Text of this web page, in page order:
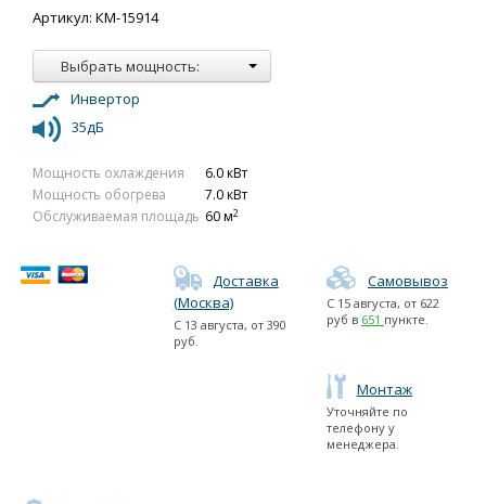
Артикул: КМ-15914
Выбрать мощность:
Инвертор
35дБ
Мощность охлаждения
6.0 кВт
Мощность обогрева
7.0 кВт
Обслуживаемая площадь 60 м2
Доставка
(Москва)
С 13 августа, от 390
руб.
Самовывоз
С 15 августа, от 622
руб в 651 пункте.
Монтаж
Уточняйте по
телефону у
менеджера.